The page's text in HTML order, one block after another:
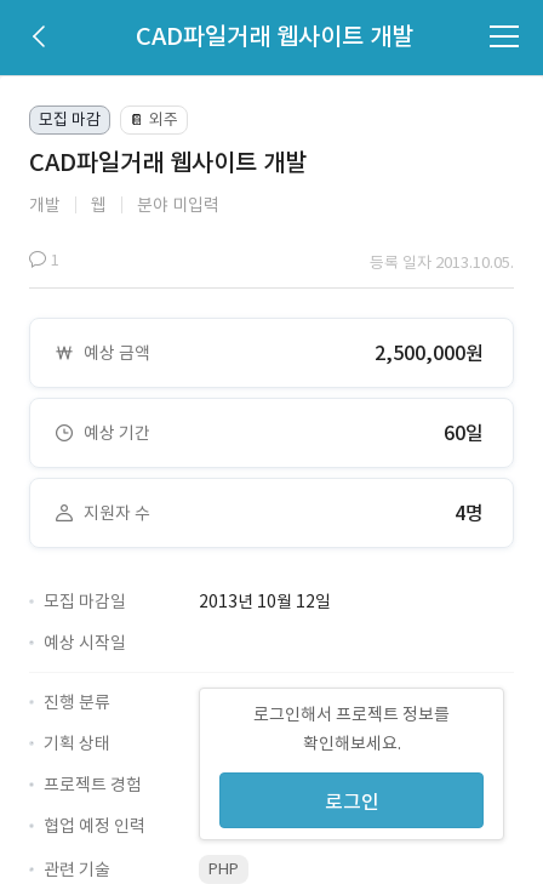
CAD파일거래 웹사이트 개발
모집 마감 📔 외주
CAD파일거래 웹사이트 개발
개발 웹 분야 미입력
1 등록 일자 2013.10.05.
예상 금액 2,500,000원
예상 기간 60일
지원자 수 4명
모집 마감일
2013년 10월 12일
예상 시작일
로그인해서 프로젝트 정보를
확인해보세요.
로그인
진행 분류
기획 상태
프로젝트 경험
협업 예정 인력
관련 기술
PHP